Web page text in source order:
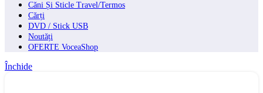
Căni Și Sticle Travel/Termos
Cărți
DVD / Stick USB
Noutăți
OFERTE VoceaShop
Închide